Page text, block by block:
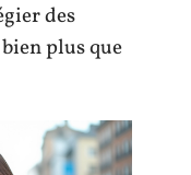
des
plus que